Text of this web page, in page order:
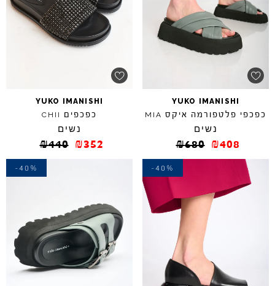
YUKO IMANISHI
כפכפי פלטפורמה איקס MIA
נשים
₪680 ₪408
YUKO IMANISHI
כפכפים CHII
נשים
₪440 ₪352
-40%
-40%